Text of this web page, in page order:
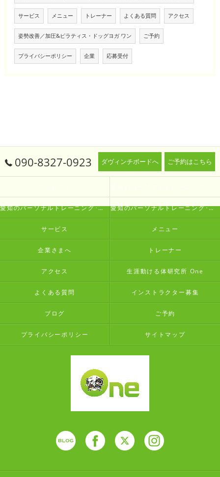
サービス メニュー トレーナー よくある質問 アクセス
姿勢改善／加圧&ピラティス・ドッグヨガ ワン ご予約
プライバシーポリシー 企業 応募受付
090-8327-0923 ダヴィンチボードへ ご予約はこちら
愛知のパーソナルトレーニング･生涯動ける体研究所 Oneの評判 愛知のパーソナルトレーニング･生涯動ける体研究所 Oneのお客様の声
サービス メニュー
企業さまへ トレーナー
アクセス 生涯動ける体研究所 One
よくある質問 インストラクター募集
ブログ ご予約
プライバシーポリシー サイトマップ